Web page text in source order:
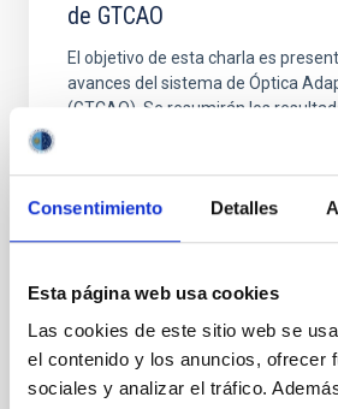
Consentimiento Detalles
Esta página web usa cookies
Las cookies de este sitio web se
el contenido y los anuncios, ofrecer
sociales y analizar el tráfico.
de GTCAO
El objetivo de esta charla es
avances del sistema de Óptica
(GTCAO). Se resumirán los
de aceptación en la sala AIV en
sistema con el control del
Aula
8 Mar 2024 - 09:30 Europe/
Anteriores